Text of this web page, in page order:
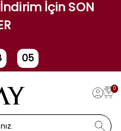
İçin SON
05
0